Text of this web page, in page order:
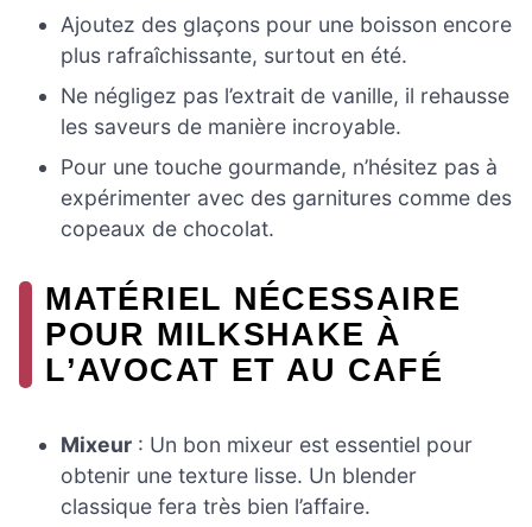
Ajoutez des glaçons pour une boisson encore
plus rafraîchissante, surtout en été.
Ne négligez pas l’extrait de vanille, il rehausse
les saveurs de manière incroyable.
Pour une touche gourmande, n’hésitez pas à
expérimenter avec des garnitures comme des
copeaux de chocolat.
MATÉRIEL NÉCESSAIRE
POUR MILKSHAKE À
L’AVOCAT ET AU CAFÉ
Mixeur : Un bon mixeur est essentiel pour
obtenir une texture lisse. Un blender
classique fera très bien l’affaire.